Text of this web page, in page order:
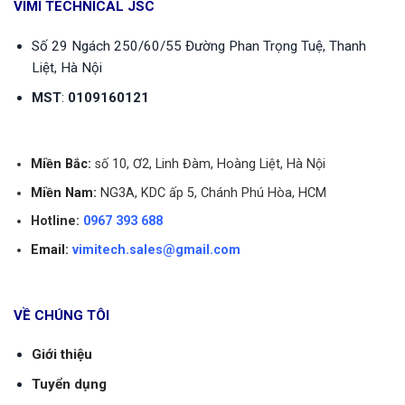
Môi trường làm việc Môi trường chất lỏng
Xuất Xứ
Kích thước
VIMI TECHNICAL JSC
Số 29 Ngách 250/60/55 Đường Phan Trọng Tuệ, Thanh
Liệt, Hà Nội
MST: 0109160121
Miền Bắc: số 10, Ơ2, Linh Đàm, Hoàng Liệt, Hà Nội
Miền Nam: NG3A, KDC ấp 5, Chánh Phú Hòa, HCM
Hotline: 0967 393 688
Email: vimitech.sales@gmail.com
VỀ CHÚNG TÔI
Giới thiệu
Tuyển dụng